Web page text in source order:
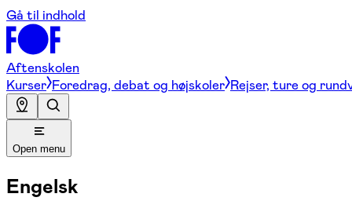
Gå til indhold
Aftenskolen
Kurser Foredrag, debat og højskoler Rejser, ture og
Open menu
Engelsk